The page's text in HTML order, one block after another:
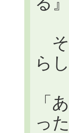
そ
ら
「
っ